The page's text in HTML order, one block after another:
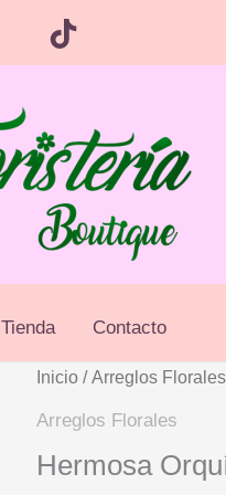
Tienda Contacto
Inicio /Arreglos Florales
Arreglos Florales
Hermosa